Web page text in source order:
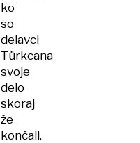
ko
so
delavci
Türkcana
svoje
delo
skoraj
že
končali.